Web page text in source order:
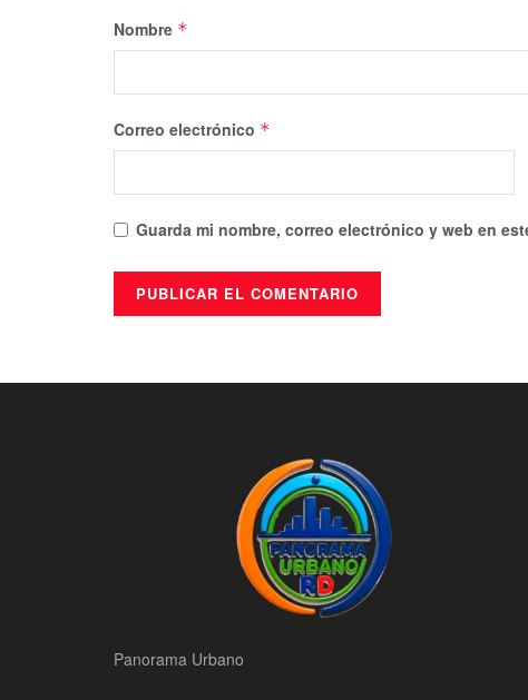
Nombre *
Correo electrónico *
Guarda mi nombre, correo electrónico y web en
Panorama Urbano